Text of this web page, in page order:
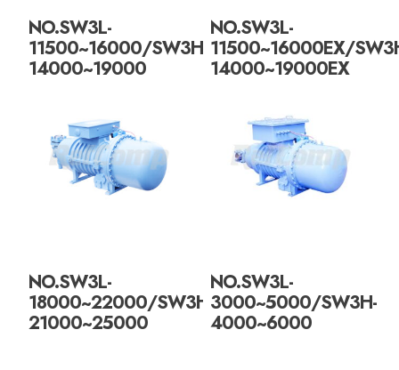
NO.SW3L-
11500~16000/SW3H-
14000~19000
NO.SW3L-
11500~16000EX/
14000~19000EX
NO.SW3L-
18000~22000/SW3H-
21000~25000
NO.SW3L-
3000~5000/SW3H-
4000~6000